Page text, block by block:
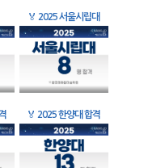
🏅 2025 서울시립대
🏅 2025 한양대 합격